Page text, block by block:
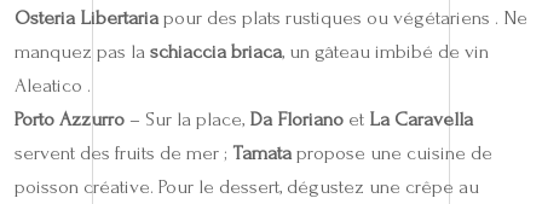
Osteria Libertariapour des plats rustiques ou végétariens . Ne
manquez pas la schiaccia briaca, un gâteau imbibé de vin
Aleatico .
Porto Azzurro – Sur la place, Da Floriano et La Caravella
servent des fruits de mer ; Tamatapropose une cuisine de
poisson créative. Pour le dessert, dégustez une crêpe au